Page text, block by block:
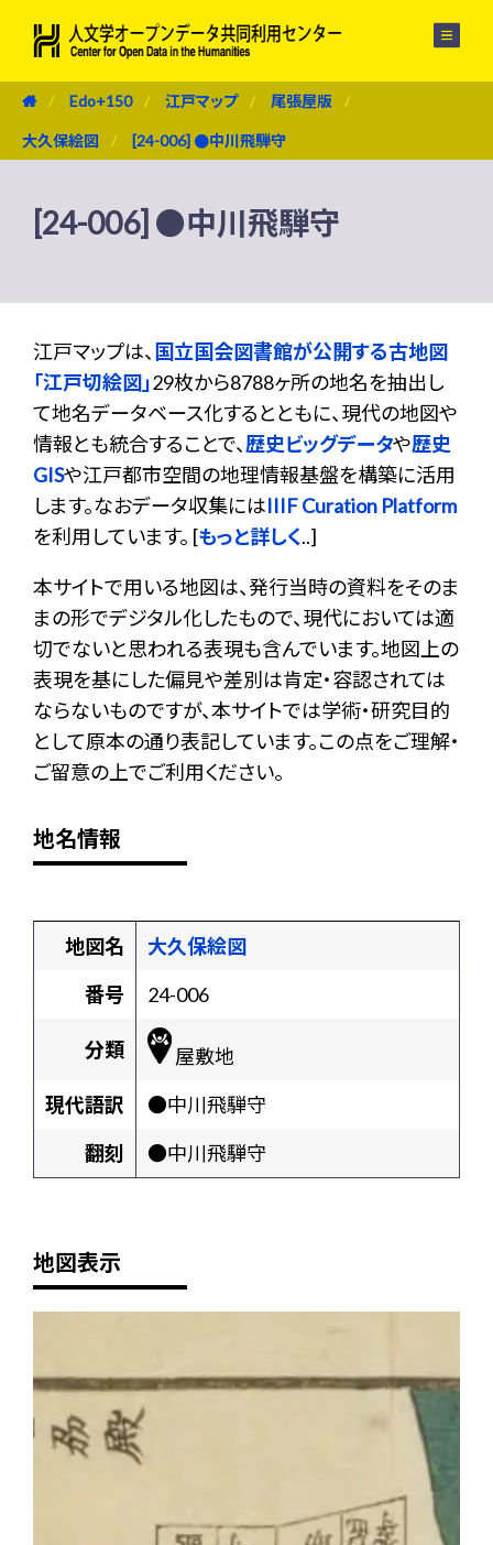
Edo+150 江戸マップ 尾張屋版
大久保絵図 [24-006] ●中川飛騨守
[24-006] ●中川飛騨守
江戸マップは、 国立国会図書館が公開する古地図
「江戸切絵図」29枚から8788ヶ所の地名を抽出し
て地名データベース化するとともに、現代の地図や
情報とも統合することで、歴史ビッグデータや歴史
GISや江戸都市空間の地理情報基盤を構築に活用
します。なおデータ収集にはIIIF Curation Platform
を利用しています。 [もっと詳しく..]
本サイトで用いる地図は、発行当時の資料をそのま
まの形でデジタル化したもので、現代においては適
切でないと思われる表現も含んでいます。地図上の
表現を基にした偏見や差別は肯定・容認されては
ならないものですが、本サイトでは学術・研究目的
として原本の通り表記しています。この点をご理解・
ご留意の上でご利用ください。
地名情報
地図名
大久保絵図
番号
24-006
分類
屋敷地
現代語訳
●中川飛騨守
翻刻
●中川飛騨守
地図表示
-